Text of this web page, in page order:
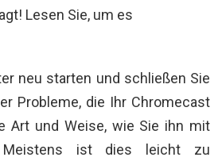
Lesen Sie, um es
neu starten und schließen Sie
Probleme, die Ihr Chromecast
Art und Weise, wie Sie ihn mit
Meistens ist dies leicht zu